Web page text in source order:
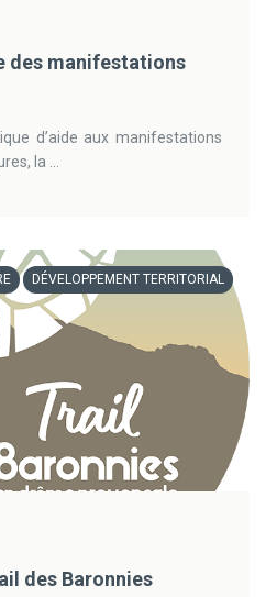
des manifestations
d’aide aux manifestations
la ...
DÉVELOPPEMENT TERRITORIAL
des Baronnies